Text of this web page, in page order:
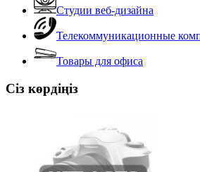
Студии веб-дизайна
Телекоммуникационные
Товары для офиса
Сіз көрдіңіз